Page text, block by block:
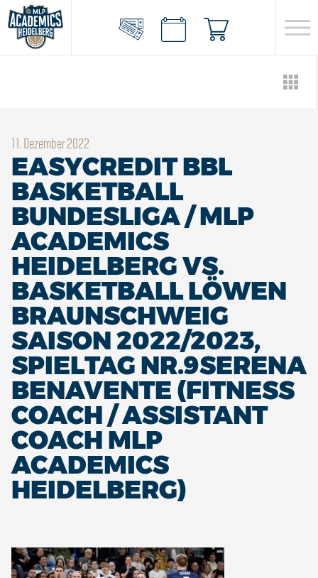
11. Dezember 2022
EASYCREDIT BBL
BASKETBALL
BUNDESLIGA / MLP
ACADEMICS
HEIDELBERG VS.
BASKETBALL LÖWEN
BRAUNSCHWEIG
SAISON 2022/2023,
SPIELTAG NR.9SERENA
BENAVENTE (FITNESS
COACH / ASSISTANT
COACH MLP
ACADEMICS
HEIDELBERG)